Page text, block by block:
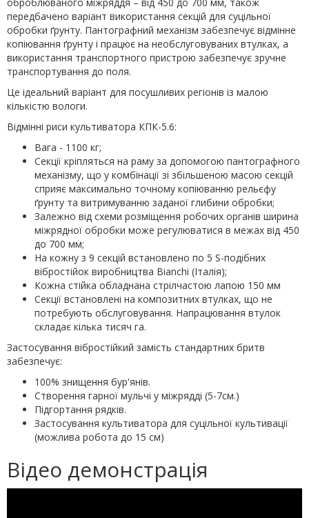
передбачено варіант використання секцій для суцільної
обробки ґрунту. Пантографний механізм забезпечує відмінне
копіювання ґрунту і працює на необслуговуваних втулках, а
використання транспортного пристрою забезпечує зручне
транспортування до поля.
Це ідеальний варіант для посушливих регіонів із малою
кількістю вологи.
Відмінні риси культиватора КПК-5.6:
Вага - 1100 кг;
Секції кріпляться на раму за допомогою пантографного
механізму, що у комбінації зі збільшеною масою секцій
сприяє максимально точному копіюванню рельєфу
ґрунту та витримуванню заданої глибини обробки;
Залежно від схеми розміщення робочих органів ширина
міжрядної обробки може регулюватися в межах від 450
до 700 мм;
На кожну з 9 секцій встановлено по 5 S-подібних
вібростійок виробництва Bianchi (Італія);
Кожна стійка обладнана стрілчастою лапою 150 мм
Секції встановлені на композитних втулках, що не
потребують обслуговування. Напрацювання втулок
складає кілька тисяч га.
Застосування вібростійкий замість стандартних бритв
забезпечує:
100% знищення бур'янів.
Створення гарної мульчі у міжрядді (5-7см.)
Підгортання рядків.
Застосування культиватора для суцільної культивації
(можлива робота до 15 см)
Відео демонстрація